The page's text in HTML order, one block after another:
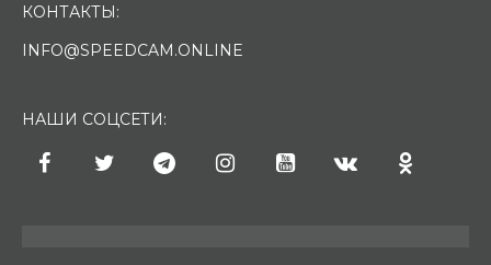
КОНТАКТЫ:
INFO@SPEEDCAM.ONLINE
НАШИ СОЦСЕТИ: